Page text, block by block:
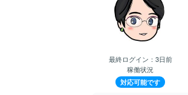
最終ログイン： 3日前
稼働状況
対応可能です